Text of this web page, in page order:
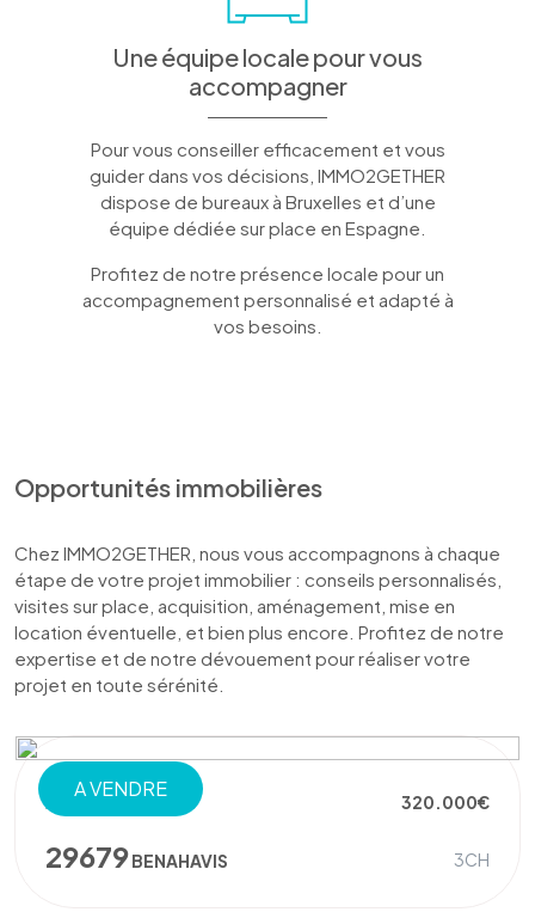
Une équipe locale pour vous
accompagner
Pour vous conseiller efficacement et vous
guider dans vos décisions, IMMO2GETHER
dispose de bureaux à Bruxelles et d’une
équipe dédiée sur place en Espagne.
Profitez de notre présence locale pour un
accompagnement personnalisé et adapté à
vos besoins.
Opportunités immobilières
Chez IMMO2GETHER, nous vous accompagnons à chaque
étape de votre projet immobilier : conseils personnalisés,
visites sur place, acquisition, aménagement, mise en
location éventuelle, et bien plus encore. Profitez de notre
expertise et de notre dévouement pour réaliser votre
projet en toute sérénité.
320.000€
3CH